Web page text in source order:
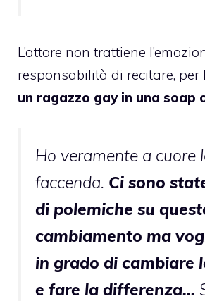
L’attore non trattiene
responsabilità di recitare, per
un ragazzo gay in una soap
Ho veramente a cuore
faccenda. Ci sono
di polemiche su
cambiamento ma
in grado di cambiare
e fare la differenza…